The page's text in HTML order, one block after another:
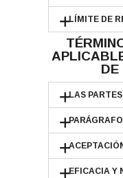
LÍMITE DE
DE
LAS PARTES
EFICACIA Y